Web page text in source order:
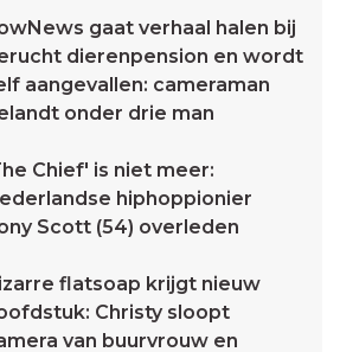
gaat verhaal halen bij
dierenpension en wordt
aangevallen: cameraman
onder drie man
Chief' is niet meer:
hiphoppionier
Scott (54) overleden
flatsoap krijgt nieuw
Christy sloopt
van buurvrouw en